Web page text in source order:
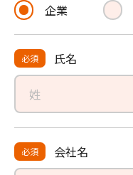
企業
必須 氏名
必須 会社名